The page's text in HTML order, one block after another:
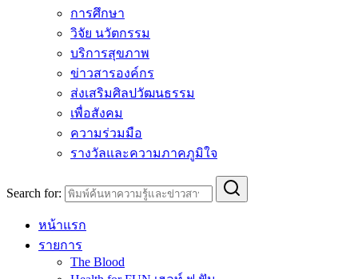
การศึกษา
วิจัย นวัตกรรม
บริการสุขภาพ
ข่าวสารองค์กร
ส่งเสริมศิลปวัฒนธรรม
เพื่อสังคม
ความร่วมมือ
รางวัลและความภาคภูมิใจ
Search for:
หน้าแรก
รายการ
The Blood